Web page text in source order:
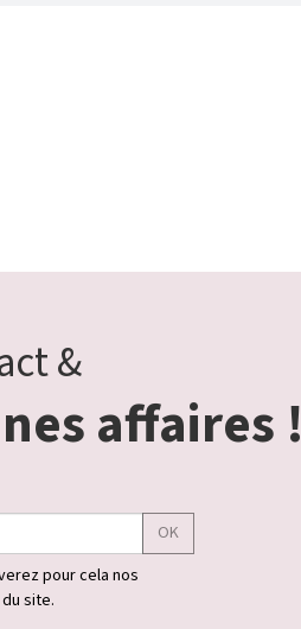
&
affaires !
OK
pour cela nos
site.